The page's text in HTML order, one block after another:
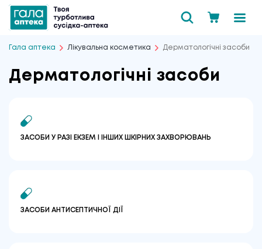
Гала аптека Лікувальна косметика Дерматологічні засоби
Дерматологічні засоби
ЗАСОБИ У РАЗІ ЕКЗЕМ І ІНШИХ ШКІРНИХ ЗАХВОРЮВАНЬ
ЗАСОБИ АНТИСЕПТИЧНОЇ ДІЇ